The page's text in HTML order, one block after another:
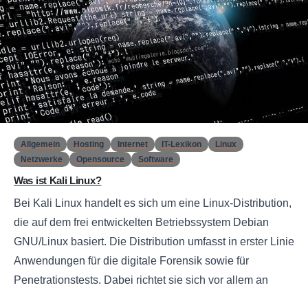
Allgemein Hosting Internet IT-Lexikon
Linux
Netzwerke
Opensource Software
Was ist Kali Linux?
Bei Kali Linux handelt es sich um eine Linux-Distribution,
die auf dem frei entwickelten Betriebssystem Debian
GNU/Linux basiert. Die Distribution umfasst in erster Linie
Anwendungen für die digitale Forensik sowie für
Penetrationstests. Dabei richtet sie sich vor allem an